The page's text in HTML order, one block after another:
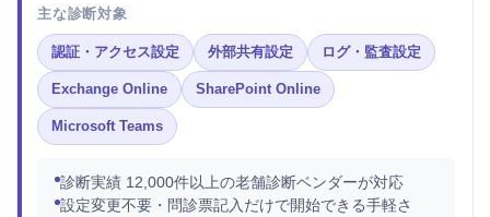
主な診断対象
認証・アクセス設定 外部共有設定 ログ・監査設定
Exchange Online SharePoint Online
Microsoft Teams
診断実績 12,000件以上の老舗診断ベンダーが対応
設定変更不要・問診票記入だけで開始できる手軽さ